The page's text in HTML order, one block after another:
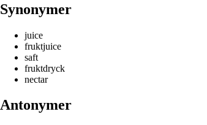
Synonymer
juice
fruktjuice
saft
fruktdryck
nectar
Antonymer